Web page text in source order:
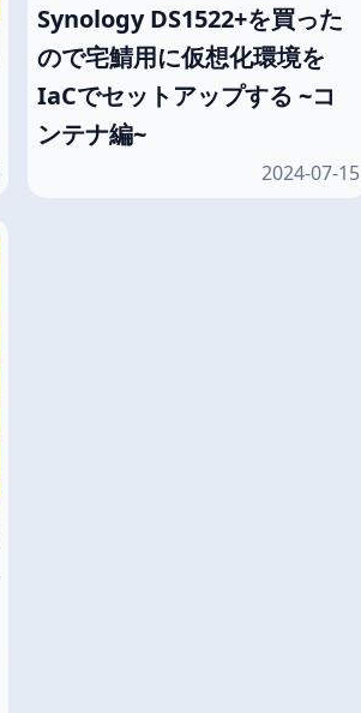
Synology DS1522+を買った
ので宅鯖用に仮想化環境を
IaCでセットアップする ~コ
ンテナ編~
2024-07-15